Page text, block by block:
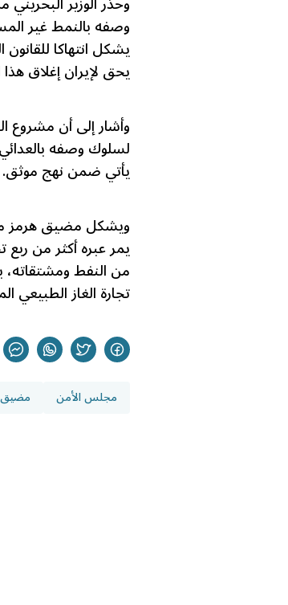
وصفه بالنمط غير
يشكل انتهاكا
يحق لإيران إغلاق
وأشار إلى أن مشروع
لسلوك وصفه بالعدائي
يأتي ضمن نهج موثق.
يمر عبره أكثر من ربع
تجارة الغاز الطبيعي
مجلس الأمن